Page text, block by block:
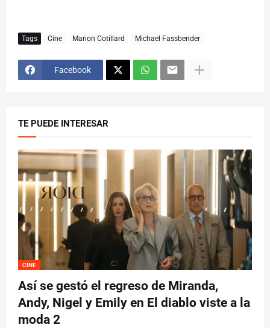
Tags Cine Marion Cotillard Michael Fassbender
Facebook
TE PUEDE INTERESAR
CINE
Así se gestó el regreso de Miranda,
Andy, Nigel y Emily en El diablo viste a la
moda 2